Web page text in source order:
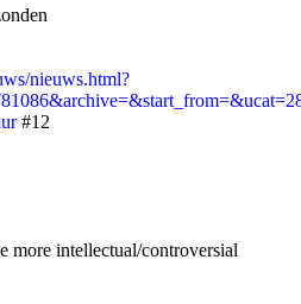
nieuws.html?
#12
more intellectual/controversial